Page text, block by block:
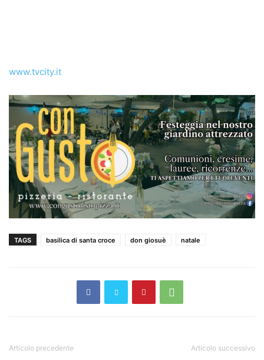
www.tvcity.it
TAGS basilica di santa croce don giosuè natale
Articolo precedente Articolo successivo